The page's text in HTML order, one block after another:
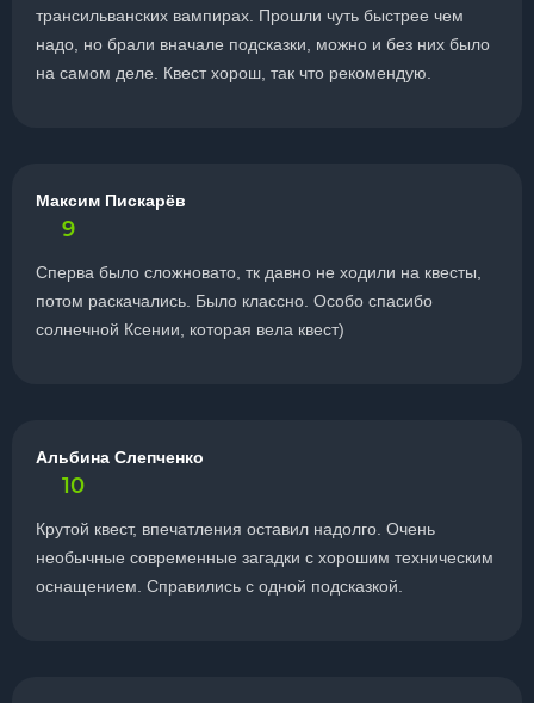
трансильванских вампирах. Прошли чуть быстрее чем
надо, но брали вначале подсказки, можно и без них было
на самом деле. Квест хорош, так что рекомендую.
Максим Пискарёв
9
Сперва было сложновато, тк давно не ходили на квесты,
потом раскачались. Было классно. Особо спасибо
солнечной Ксении, которая вела квест)
Альбина Слепченко
10
Крутой квест, впечатления оставил надолго. Очень
необычные современные загадки с хорошим техническим
оснащением. Справились с одной подсказкой.